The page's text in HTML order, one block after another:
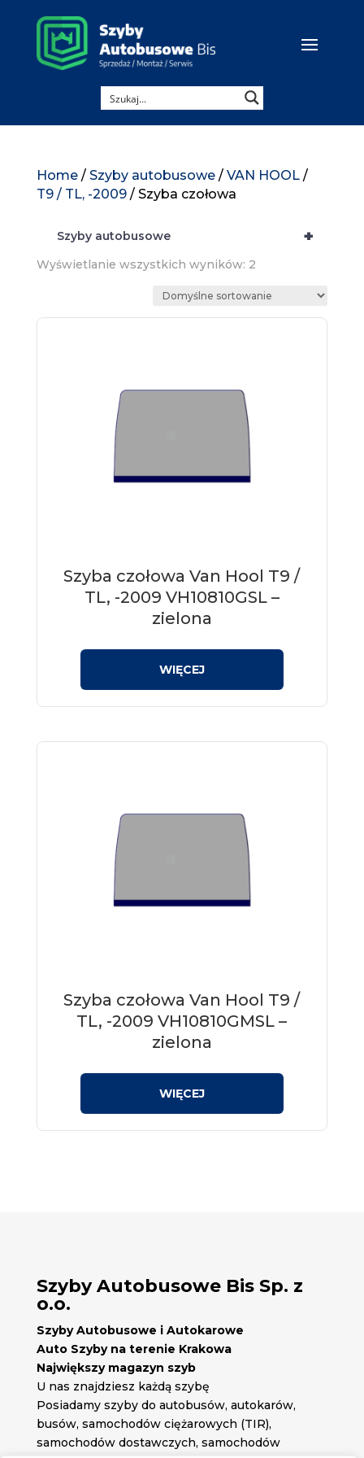
Home/ Szyby autobusowe/ VAN HOOL/
T9 / TL, -2009/ Szyba czołowa
+
Szyby autobusowe
Wyświetlanie wszystkich wyników: 2
Szyba czołowa Van Hool T9 /
TL, -2009 VH10810GSL –
zielona
Szyba czołowa Van Hool T9 /
TL, -2009 VH10810GMSL –
zielona
Szyby Autobusowe Bis Sp. z
o.o.
Szyby Autobusowe i Autokarowe
Auto Szyby na terenie Krakowa
Największy magazyn szyb
U nas znajdziesz każdą szybę
Posiadamy szyby do autobusów, autokarów,
busów, samochodów ciężarowych (TIR),
samochodów dostawczych, samochodów